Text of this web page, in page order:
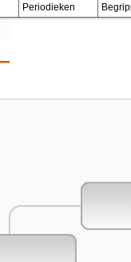
Periodieken